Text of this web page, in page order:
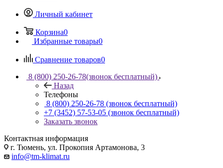
Личный кабинет
Корзина0
Избранные товары0
Сравнение товаров0
8 (800) 250-26-78(звонок бесплатный)
Назад
Телефоны
8 (800) 250-26-78 (звонок бесплатный)
+7 (3452) 57-53-05 (звонок бесплатный)
Заказать звонок
Контактная информация
г. Тюмень, ул. Прокопия Артамонова, 3
info@tm-klimat.ru